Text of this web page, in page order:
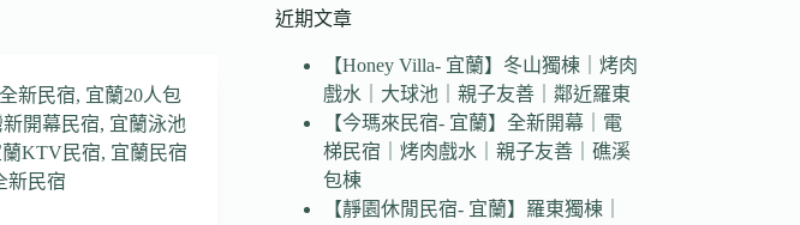
新民宿, 宜蘭20人包
新開幕民宿, 宜蘭泳池
蘭KTV民宿, 宜蘭民宿
新民宿
近期文章
【Honey Villa- 宜蘭】冬山獨棟｜烤肉
戲水｜大球池｜親子友善｜鄰近羅東
【今瑪來民宿- 宜蘭】全新開幕｜電
梯民宿｜烤肉戲水｜親子友善｜礁溪
包棟
【靜園休閒民宿- 宜蘭】羅東獨棟｜